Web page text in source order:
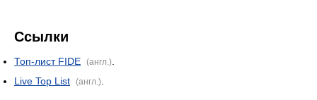
Ссылки
Топ-лист FIDE (англ.)
Live Top List (англ.)